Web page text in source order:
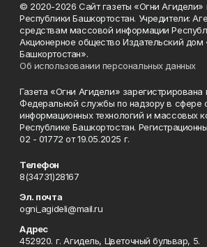
© 2020-2026 Сайт газеты «Огни Агидели»
Республики Башкортостан. Учредители:
средствам массовой информации
Акционерное общество Издательский дом
Башкортостан».
Об использовании персональных данных
Газета «Огни Агидели» зарегистрирована
Федеральной службы по надзору в сфере
информационных технологий и массовых
Республике Башкортостан.
02 - 01772 от 19.05.2025 г.
Телефон
8(34731)28167
Эл. почта
ogni_agideli@mail.ru
Адрес
452920. г. Агидель, Цветочный бульвар, 5.